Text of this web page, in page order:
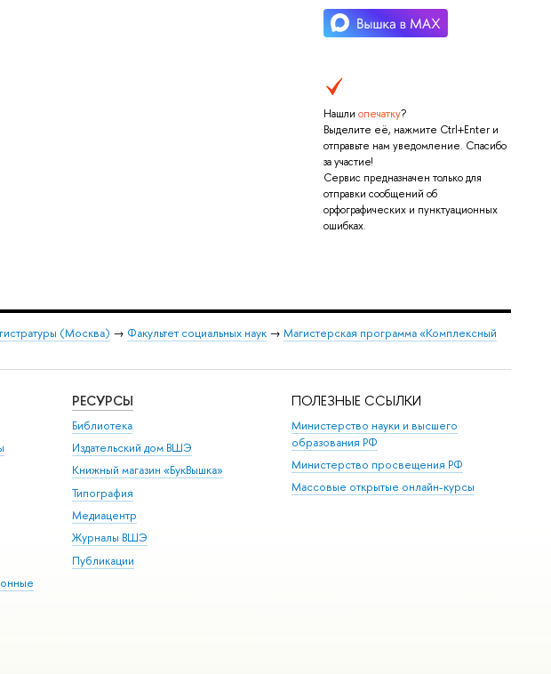
Нашли опечатку?
Выделите её, нажмите Ctrl+Enter и
отправьте нам уведомление. Спасибо
за участие!
Сервис предназначен только для
отправки сообщений об
орфографических и пунктуационных
ошибках.
(Москва) → Факультет социальных наук→ Магистерская программа «Комплексный
РЕСУРСЫ
Библиотека
Издательский дом ВШЭ
Книжный магазин «БукВышка»
Типография
Медиацентр
Журналы ВШЭ
Публикации
ПОЛЕЗНЫЕ ССЫЛКИ
Министерство науки и высшего
образования РФ
Министерство просвещения РФ
Массовые открытые онлайн-курсы